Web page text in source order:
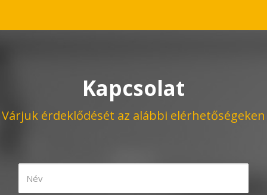
Kapcsolat
Várjuk érdeklődését az alábbi elérhetőségeken